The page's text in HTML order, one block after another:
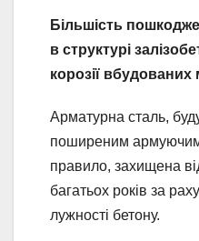
Більшість
в структурі
корозії
Арматурна сталь,
поширеним
правило, захищена
багатьох років за
лужності бетону.